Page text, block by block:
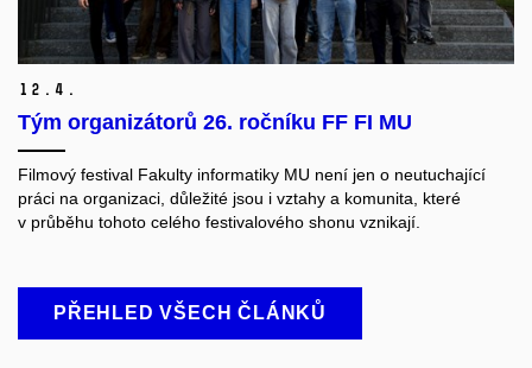
12. 4.
Tým organizátorů 26. ročníku FF FI MU
Filmový festival Fakulty informatiky MU není jen o neutuchající
práci na organizaci, důležité jsou i vztahy a komunita, které
v průběhu tohoto celého festivalového shonu vznikají.
PŘEHLED VŠECH ČLÁNKŮ